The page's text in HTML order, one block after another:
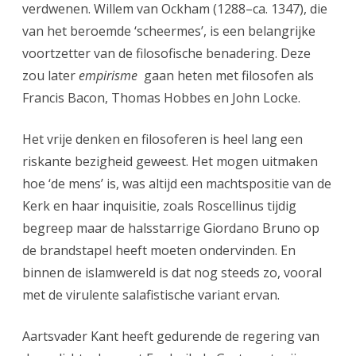
verdwenen. Willem van Ockham (1288–ca. 1347), die
van het beroemde ‘scheermes’, is een belangrijke
voortzetter van de filosofische benadering. Deze
zou laterempirisme gaan heten met filosofen als
Francis Bacon, Thomas Hobbes en John Locke.
Het vrije denken en filosoferen is heel lang een
riskante bezigheid geweest. Het mogen uitmaken
hoe ‘de mens’ is, was altijd een machtspositie van de
Kerk en haar inquisitie, zoals Roscellinus tijdig
begreep maar de halsstarrige Giordano Bruno op
de brandstapel heeft moeten ondervinden. En
binnen de islamwereld is dat nog steeds zo, vooral
met de virulente salafistische variant ervan.
Aartsvader Kant heeft gedurende de regering van